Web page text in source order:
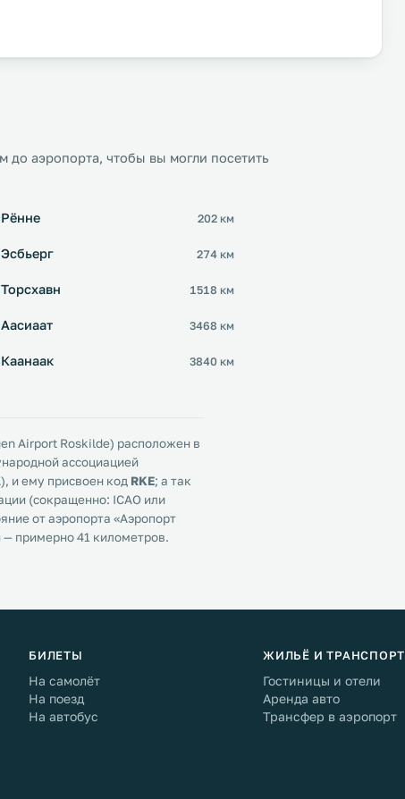
до аэропорта, чтобы вы могли посетить
Рённе 202 км
Эсбьерг 274 км
Торсхавн 1518 км
Аасиаат 3468 км
Каанаак 3840 км
Airport Roskilde) расположен в
ассоциацией
и ему присвоен код RKE; а так
(сокращенно: ICAO или
от аэропорта «Аэропорт
— примерно 41 километров.
БИЛЕТЫ
На самолёт
На поезд
На автобус
ЖИЛЬЁ И ТРАНСПОРТ
Гостиницы и отели
Аренда авто
Трансфер в аэропорт